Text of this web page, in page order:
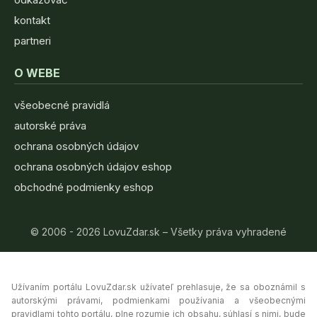
kontakt
partneri
O WEBE
všeobecné pravidlá
autorské práva
ochrana osobných údajov
ochrana osobných údajov eshop
obchodné podmienky eshop
© 2006 - 2026 LovuZdar.sk – Všetky práva vyhradené
Užívaním portálu LovuZdar.sk užívateľ prehlasuje, že sa oboznámil s
autorskými právami, podmienkami používania a všeobecnými
pravidlami tohto portálu, plne rozumie ich obsahu, súhlasí s nimi, bude